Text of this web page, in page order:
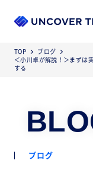
TOP
ブログ
＜小川卓が解説！＞まずは
する
ブログ